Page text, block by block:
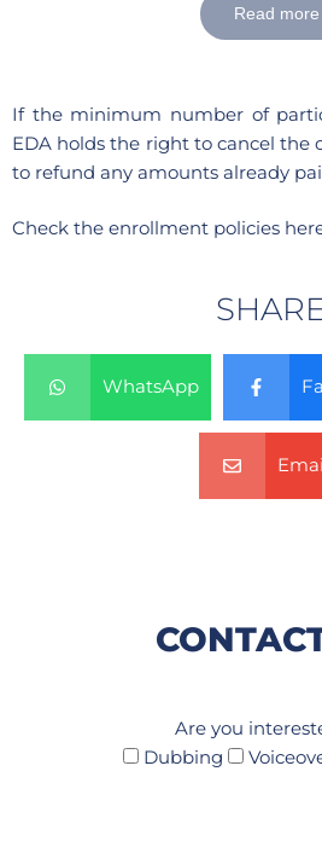
Read more
If the minimum number of
EDA holds the right to cancel the
to refund any amounts already
Check the enrollment policies
WhatsApp
Are you
Dubbing